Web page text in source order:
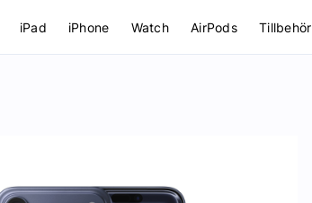
iPad iPhone Watch AirPods Tillbehör